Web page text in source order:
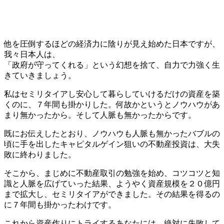
他を圧倒するほどの経済力に陰りが見え始めた日本ですが、
我々日本人は、
「政府が守ってくれる」という幻想を捨て、自力で力強く生
きていきましょう。
私はセミリタイアし安心して暮らしていけるだけの資産を築
くのに、７年間も掛かりした。何故かというとノウハウがあ
まり無かったから。そして人脈も無かったからです。
既にお伝えしたとおり、ノウハウも人脈も無かったバブルの
頃に手を出したキャピタルゲイン狙いの不動産投資は、大失
敗に終わりました。
そこから、まじめに不動産取引の勉強を始め、コツコツと知
識と人脈を広げていった結果、ようやく資産規模を２０億円
まで拡大し、セミリタイアができました。その結果を得るの
に７年間も掛かったわけです。